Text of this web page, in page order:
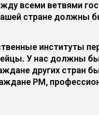
всеми ветвями
стране должны
институты
У нас должны
других стран
РМ,